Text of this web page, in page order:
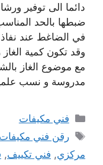
دائما الى توفير
ضبطها بالحد
في الضاغط عند
وقد تكون كمية
مع موضوع الغاز
مدروسة و نسب
التصنيفات
فني مكيفات
الوسوم
رقن فني مكيفات
مركزي, فني تكييف,